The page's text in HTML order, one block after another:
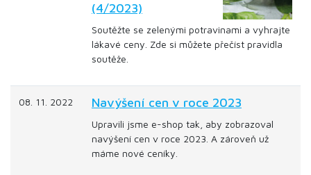
(4/2023)
Soutěžte se zelenými potravinami a vyhrajte
lákavé ceny. Zde si můžete přečíst pravidla
soutěže.
08. 11. 2022 Navýšení cen v roce 2023
Upravili jsme e-shop tak, aby zobrazoval
navýšení cen v roce 2023. A zároveň už
máme nové ceníky.